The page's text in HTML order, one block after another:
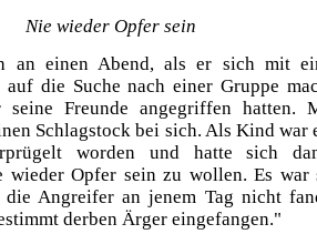
Nie wieder Opfer sein
an einen Abend, als er sich mit
die Suche nach einer Gruppe
Freunde angegriffen hatten.
Schlagstock bei sich. Als Kind war
worden und hatte sich
wieder Opfer sein zu wollen. Es war
die Angreifer an jenem Tag nicht
derben Ärger eingefangen."